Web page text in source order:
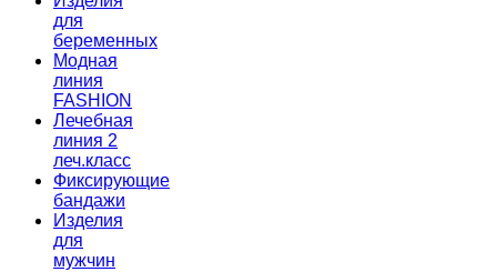
для
беременных
Модная
линия
FASHION
Лечебная
линия 2
леч.класс
Фиксирующие
бандажи
Изделия
для
мужчин